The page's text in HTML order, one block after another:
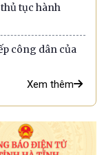
tục hành
công dân của
Xem thêm